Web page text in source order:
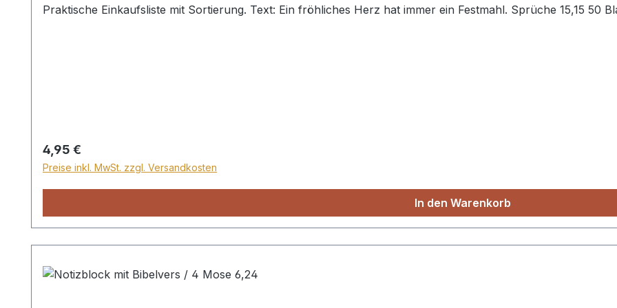
Praktische Einkaufsliste mit Sortierung. Text: Ein fröhliches Herz hat immer ein Festmahl. Sprüche 15,15 50
Regulärer Preis:
4,95 €
Preise inkl. MwSt. zzgl. Versandkosten
In den Warenkorb